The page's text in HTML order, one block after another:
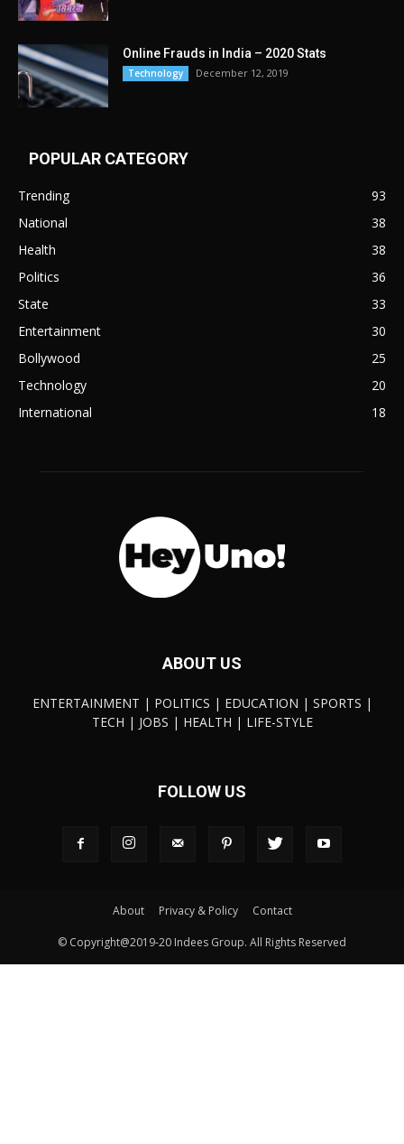
Online Frauds in India – 2020 Stats
Technology December 12, 2019
POPULAR CATEGORY
Trending
93
National
38
Health
38
Politics
36
State
33
Entertainment
30
Bollywood
25
Technology
20
International
18
ABOUT US
ENTERTAINMENT | POLITICS | EDUCATION | SPORTS |
TECH | JOBS | HEALTH | LIFE-STYLE
FOLLOW US
About Privacy & Policy Contact
© Copyright@2019-20 Indees Group. All Rights Reserved